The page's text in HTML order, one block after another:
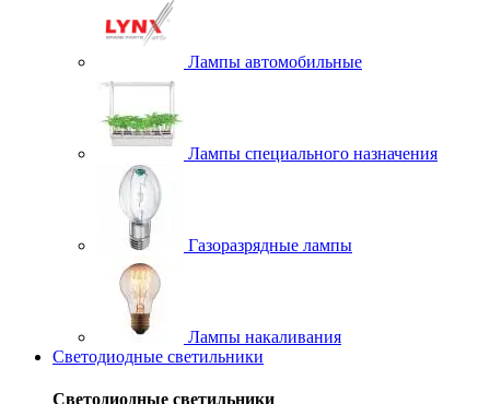
Лампы автомобильные
Лампы специального назначения
Газоразрядные лампы
Лампы накаливания
Светодиодные светильники
Светодиодные светильники